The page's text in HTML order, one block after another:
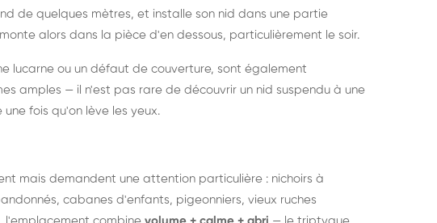
de quelques mètres, et installe son nid dans une partie
alors dans la pièce d'en dessous, particulièrement le soir.
lucarne ou un défaut de couverture, sont également
amples — il n'est pas rare de découvrir un nid suspendu à une
fois qu'on lève les yeux.
mais demandent une attention particulière : nichoirs à
cabanes d'enfants, pigeonniers, vieux ruches